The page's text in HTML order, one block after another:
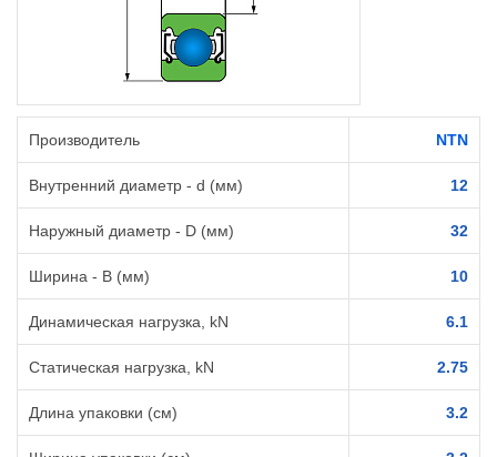
Производитель NTN
Внутренний диаметр - d (мм) 12
Наружный диаметр - D (мм) 32
Ширина - B (мм) 10
Динамическая нагрузка, kN 6.1
Статическая нагрузка, kN 2.75
Длина упаковки (см) 3.2